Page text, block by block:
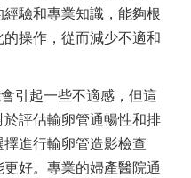
驗和專業知識，能夠根
操作，從而減少不適和
引起一些不適感，但這
評估輸卵管通暢性和排
進行輸卵管造影檢查
好。專業的婦產醫院通